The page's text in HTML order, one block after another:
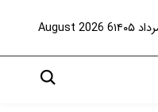
6 August 2026